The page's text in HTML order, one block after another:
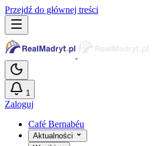
Przejdź do głównej treści
1
Zaloguj
Café Bernabéu
Aktualności